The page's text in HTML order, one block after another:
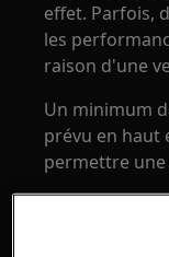
effet. Parfois,
les
raison d'une
Un minimum
prévu en haut
permettre